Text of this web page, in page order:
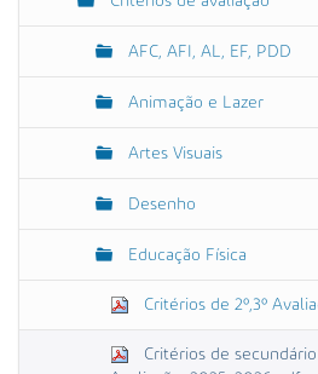
AFC, AFI, AL, EF, PDD
Animação e Lazer
Artes Visuais
Desenho
Educação Física
Critérios de 2º,3º
Critérios de secundário